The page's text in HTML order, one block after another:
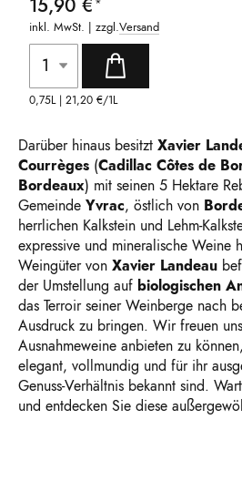
15,90 €
inkl. MwSt. | zzgl.Versand
0,75L |21,20 €/1L
Darüber hinaus besitzt Xavier
Courrèges (Cadillac Côtes de
Bordeaux) mit seinen 5 Hektare
Gemeinde Yvrac, östlich von
herrlichen Kalkstein und Lehm-
expressive und mineralische Weine
Weingüter von Xavier Landeau
der Umstellung auf biologischen
das Terroir seiner Weinberge nach
Ausdruck zu bringen. Wir freuen
Ausnahmeweine anbieten zu
elegant, vollmundig und für ihr
Genuss-Verhältnis bekannt sind.
und entdecken Sie diese